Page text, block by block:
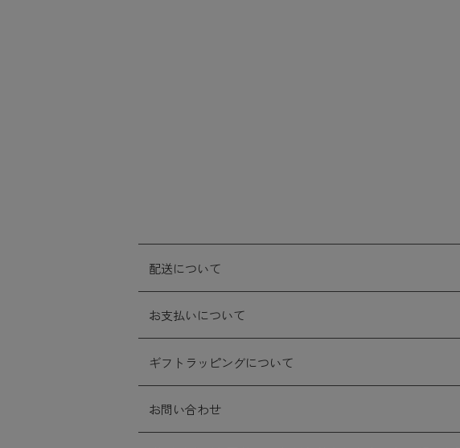
配送について
お支払いについて
ギフトラッピングについて
お問い合わせ